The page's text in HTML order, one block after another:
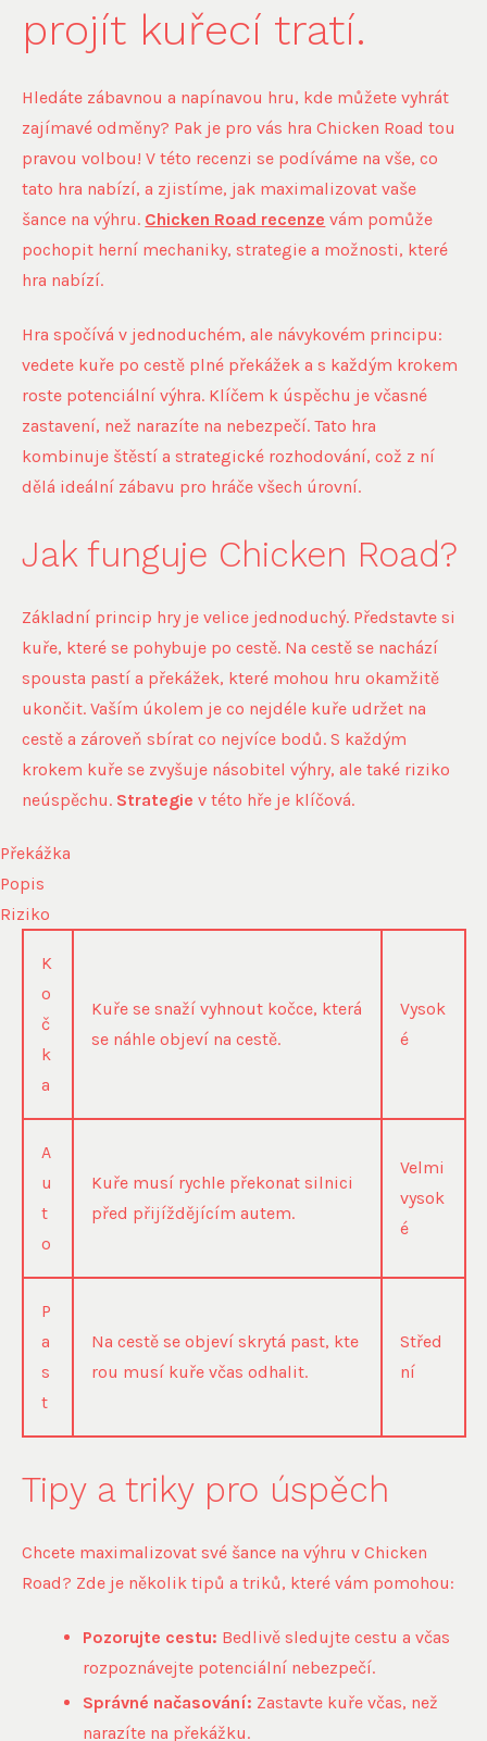
projít kuřecí tratí.
Hledáte zábavnou a napínavou hru, kde můžete vyhrát
zajímavé odměny? Pak je pro vás hra Chicken Road tou
pravou volbou! V této recenzi se podíváme na vše, co
tato hra nabízí, a zjistíme, jak maximalizovat vaše
šance na výhru. Chicken Road recenze vám pomůže
pochopit herní mechaniky, strategie a možnosti, které
hra nabízí.
Hra spočívá v jednoduchém, ale návykovém principu:
vedete kuře po cestě plné překážek a s každým krokem
roste potenciální výhra. Klíčem k úspěchu je včasné
zastavení, než narazíte na nebezpečí. Tato hra
kombinuje štěstí a strategické rozhodování, což z ní
dělá ideální zábavu pro hráče všech úrovní.
Jak funguje Chicken Road?
Základní princip hry je velice jednoduchý. Představte si
kuře, které se pohybuje po cestě. Na cestě se nachází
spousta pastí a překážek, které mohou hru okamžitě
ukončit. Vaším úkolem je co nejdéle kuře udržet na
cestě a zároveň sbírat co nejvíce bodů. S každým
krokem kuře se zvyšuje násobitel výhry, ale také riziko
neúspěchu. Strategie v této hře je klíčová.
Překážka
Popis
Riziko
K
o
č
k
a
Kuře se snaží vyhnout kočce, která
se náhle objeví na cestě.
Vysok
é
A
u
t
o
Kuře musí rychle překonat silnici
před přijíždějícím autem.
Velmi
vysok
é
P
a
s
t
Na cestě se objeví skrytá past, kte
rou musí kuře včas odhalit.
Střed
ní
Tipy a triky pro úspěch
Chcete maximalizovat své šance na výhru v Chicken
Road? Zde je několik tipů a triků, které vám pomohou:
Pozorujte cestu: Bedlivě sledujte cestu a včas
rozpoznávejte potenciální nebezpečí.
Správné načasování: Zastavte kuře včas, než
narazíte na překážku.